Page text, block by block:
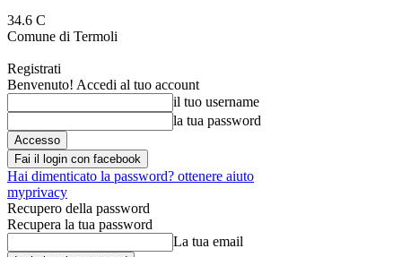
34.6 C
Comune di Termoli
Registrati
Benvenuto! Accedi al tuo account
il tuo username
la tua password
Fai il login con facebook
Hai dimenticato la password? ottenere aiuto
myprivacy
Recupero della password
Recupera la tua password
La tua email